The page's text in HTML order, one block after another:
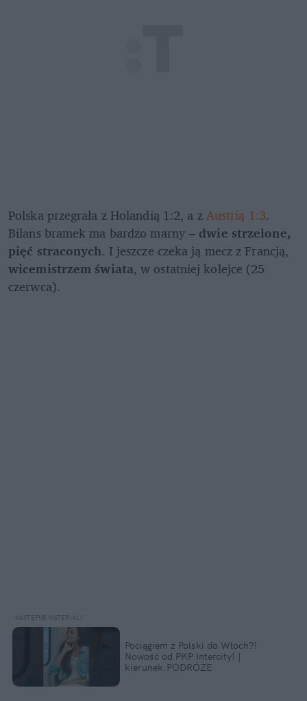
Polska przegrała z Holandią 1:2, a z Austrią 1:3.
Bilans bramek ma bardzo marny – dwie strzelone,
pięć straconych
wicemistrzem świata, w ostatniej kolejce (25
czerwca).
Pociągiem z Polski do Włoch?!
Nowość od PKP Intercity! |
kierunek:PODRÓŻE